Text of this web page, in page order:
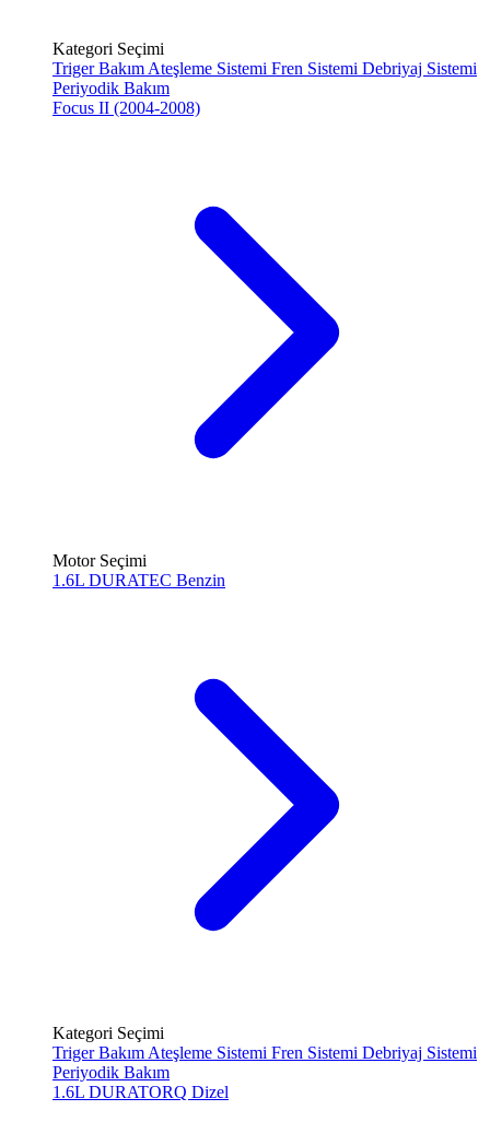
Kategori Seçimi
Triger Bakım Ateşleme Sistemi Fren Sistemi Debriyaj Sistemi
Periyodik Bakım
Focus II (2004-2008)
Motor Seçimi
1.6L DURATEC Benzin
Kategori Seçimi
Triger Bakım Ateşleme Sistemi Fren Sistemi Debriyaj Sistemi
Periyodik Bakım
1.6L DURATORQ Dizel